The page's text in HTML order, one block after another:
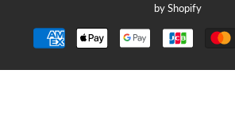
by Shopify